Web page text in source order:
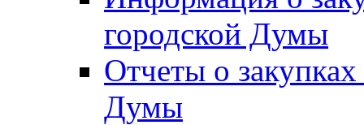
городской Думы
Отчеты о
Думы